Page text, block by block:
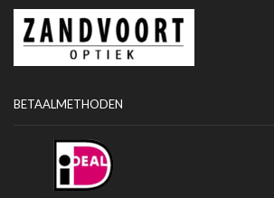
BETAALMETHODEN